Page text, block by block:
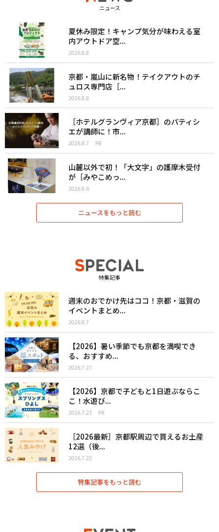
ニュース
夏休み限定！キャンプ気分が味わえる室
内アウトドア空...
2026.8.8
京都・嵐山に新名物！テイクアウトのチ
ュロス専門店［...
2026.8.8
［ホテルグランヴィア京都］のパティシ
エが講師に！市...
2026.8.7 PR
山麓以外で初！「大文字」の護摩木受付
が［みやこめっ...
2026.8.6
ニュースをもっと読む
特集記事
週末のおでかけ先はココ！京都・滋賀の
イベントまとめ...
2026.8.7
【2026】暑い季節でも京都を満喫でき
る、おすすめ...
2026.7.27
【2026】京都で子どもと1日遊ぶならこ
こ！水遊び...
2026.7.23 PR
［2026最新］京都駅周辺で買えるお土産
12選（後...
2026.7.22
特集記事をもっと読む